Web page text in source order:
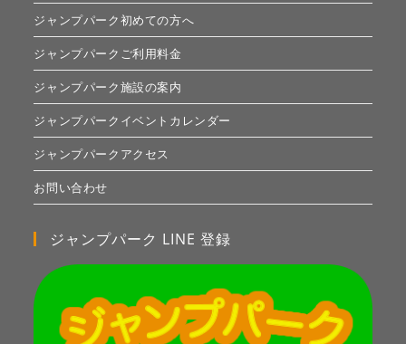
ジャンプパーク初めての方へ
ジャンプパークご利用料金
ジャンプパーク施設の案内
ジャンプパークイベントカレンダー
ジャンプパークアクセス
お問い合わせ
ジャンプパーク LINE 登録